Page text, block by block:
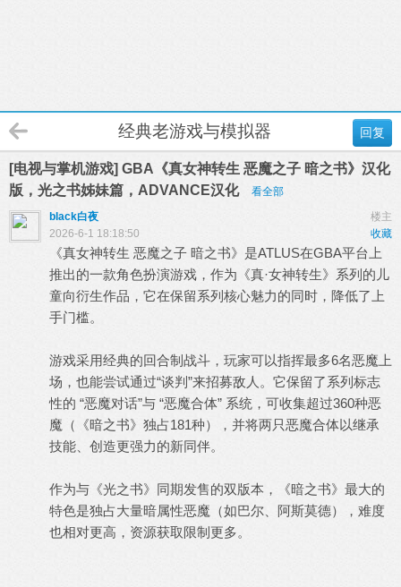
回复
经典老游戏与模拟器
[电视与掌机游戏] GBA《真女神转生 恶魔之子 暗之书》汉化
版，光之书姊妹篇，ADVANCE汉化
看全部
楼主
black白夜
收藏
2026-6-1 18:18:50
《真女神转生 恶魔之子 暗之书》是ATLUS在GBA平台上
推出的一款角色扮演游戏，作为《真·女神转生》系列的儿
童向衍生作品，它在保留系列核心魅力的同时，降低了上
手门槛。
游戏采用经典的回合制战斗，玩家可以指挥最多6名恶魔上
场，也能尝试通过“谈判”来招募敌人。它保留了系列标志
性的 “恶魔对话”与 “恶魔合体” 系统，可收集超过360种恶
魔（《暗之书》独占181种），并将两只恶魔合体以继承
技能、创造更强力的新同伴。
作为与《光之书》同期发售的双版本，《暗之书》最大的
特色是独占大量暗属性恶魔（如巴尔、阿斯莫德），难度
也相对更高，资源获取限制更多。